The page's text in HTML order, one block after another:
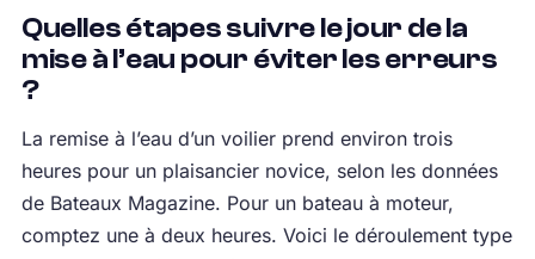
Quelles étapes suivre le jour de la
mise à l’eau pour éviter les erreurs
?
La remise à l’eau d’un voilier prend environ trois
heures pour un plaisancier novice, selon les données
de Bateaux Magazine. Pour un bateau à moteur,
comptez une à deux heures. Voici le déroulement type